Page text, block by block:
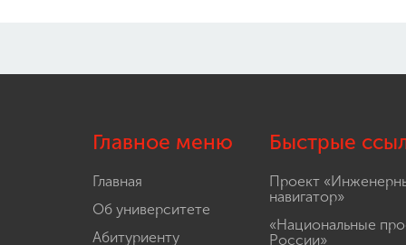
Главное меню
Главная
Об университете
Абитуриенту
Быстрые
Проект
навигатор»
«Национальные
России»